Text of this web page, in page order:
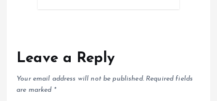
Leave a Reply
Your email address will not be published. Required fields
are marked *